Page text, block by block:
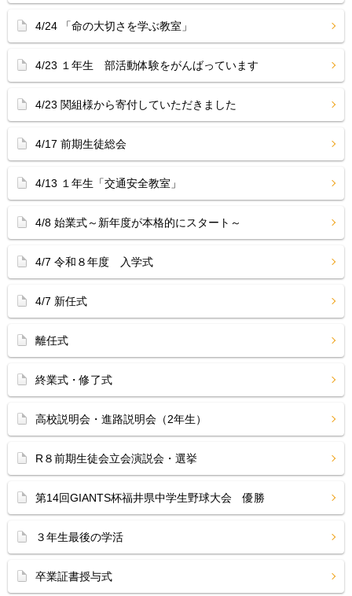
4/24 「命の大切さを学ぶ教室」
4/23 １年生 部活動体験をがんばっています
4/23 関組様から寄付していただきました
4/17 前期生徒総会
4/13 １年生「交通安全教室」
4/8 始業式～新年度が本格的にスタート～
4/7 令和８年度 入学式
4/7 新任式
離任式
終業式・修了式
高校説明会・進路説明会（2年生）
R８前期生徒会立会演説会・選挙
第14回GIANTS杯福井県中学生野球大会 優勝
３年生最後の学活
卒業証書授与式